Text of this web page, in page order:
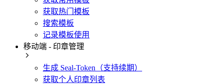
获取热门模板
搜索模板
记录模板使用
移动端 - 印章管理
生成 Seal-Token（支持续期）
获取个人印章列表